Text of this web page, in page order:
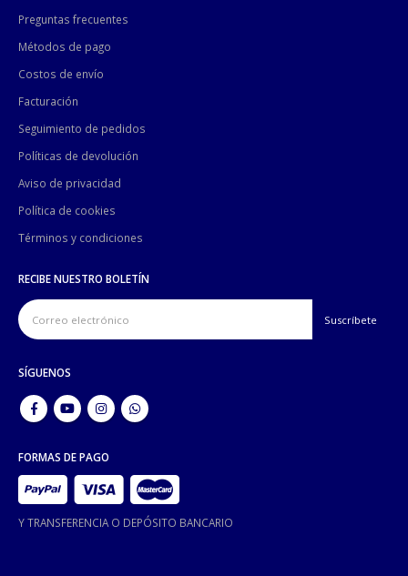
Preguntas frecuentes
Métodos de pago
Costos de envío
Facturación
Seguimiento de pedidos
Políticas de devolución
Aviso de privacidad
Política de cookies
Términos y condiciones
RECIBE NUESTRO BOLETÍN
SÍGUENOS
FORMAS DE PAGO
Y TRANSFERENCIA O DEPÓSITO BANCARIO